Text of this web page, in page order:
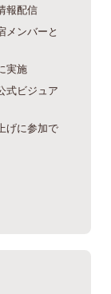
報配信
メンバーと
実施
式ビジュア
げに参加で